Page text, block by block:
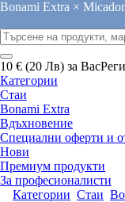
Bonami Extra ×
10 € (20 Лв) за Вас
Категории
Стаи
Bonami Extra
Вдъхновение
Специални оферти и
Нови
Премиум продукти
За професионалисти
Категории Стаи